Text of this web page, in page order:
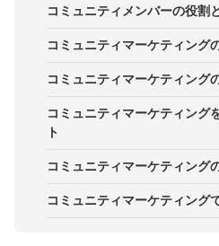
情報収集の方法の変化
UGCの重要性の高まり
メリット1．ロイヤルカ
メリット2．LTVを高め
メリット3．商品やサー
コミュニティメンバーの役割
メンバー
コミッター
リーダー
コミュニティマーケティング
方法1．コミュニティ
方法2．ライブ配信
方法5．プレスリリース
コミュニティマーケティング
注意点1．効果が出る
コミュニティマーケティング
ト
ポイント1．ユーザー目
ポイント2．長期視点
コミュニティマーケティング
事例1．無印良品
コミュニティマーケティング